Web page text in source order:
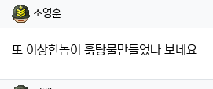
조영훈님의 댓글
조영훈
또 이상한놈이 흙탕물만들었나 보네요